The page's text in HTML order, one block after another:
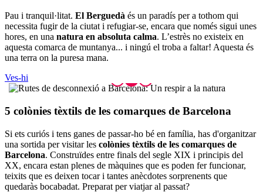
Pau i tranquil·litat. El Berguedà és un paradís per a tothom qui
necessita fugir de la ciutat i refugiar-se, encara que només sigui unes
hores, en una natura en absoluta calma. L’estrès no existeix en
aquesta comarca de muntanya... i ningú el troba a faltar! Aquesta és
una terra on la puresa mana.
Ves-hi
5 colònies tèxtils de les comarques de Barcelona
Si ets curiós i tens ganes de passar-ho bé en família, has d'organitzar
una sortida per visitar les colònies tèxtils de les comarques de
Barcelona. Construïdes entre finals del segle XIX i principis del
XX, encara estan plenes de màquines que es poden fer funcionar,
teixits que es deixen tocar i tantes anècdotes sorprenents que
quedaràs bocabadat. Preparat per viatjar al passat?